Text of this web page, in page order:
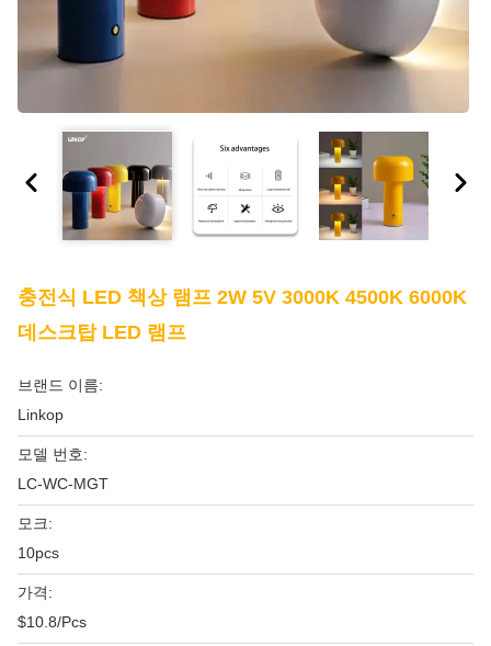
충전식 LED 책상 램프 2W 5V 3000K 4500K 6000K
데스크탑 LED 램프
브랜드 이름:
Linkop
모델 번호:
LC-WC-MGT
모크:
10pcs
가격:
$10.8/Pcs